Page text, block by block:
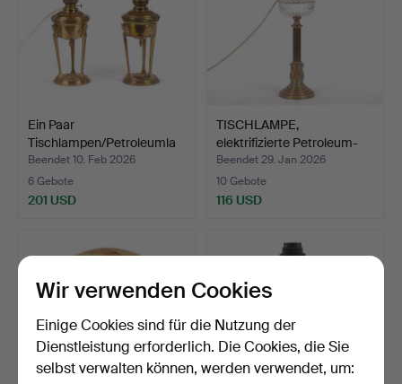
Ein Paar
Tischlampen/Petroleumla
mpen aus M…
Beendet 10. Feb 2026
6 Gebote
201 USD
TISCHLAMPE,
elektrifizierte Petroleum-
Tisc…
Beendet 29. Jan 2026
10 Gebote
116 USD
Wir verwenden Cookies
Einige Cookies sind für die Nutzung der
Dienstleistung erforderlich. Die Cookies, die Sie
selbst verwalten können, werden verwendet, um: